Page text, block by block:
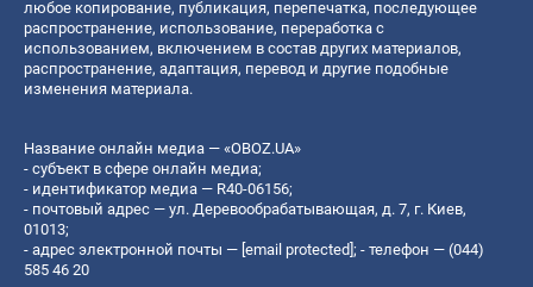
любое копирование, публикация, перепечатка, последующее
распространение, использование, переработка с
использованием, включением в состав других материалов,
распространение, адаптация, перевод и другие подобные
изменения материала.
Название онлайн медиа — «OBOZ.UA»
- субъект в сфере онлайн медиа;
- идентификатор медиа — R40-06156;
- почтовый адрес — ул. Деревообрабатывающая, д. 7, г. Киев,
01013;
- адрес электронной почты — [email protected]; - телефон — (044)
585 46 20